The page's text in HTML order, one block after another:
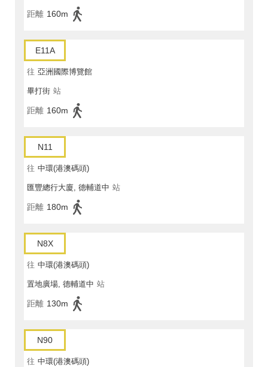
距離 160m
E11A
往 亞洲國際博覽館
畢打街 站
距離 160m
N11
往 中環(港澳碼頭)
匯豐總行大廈, 德輔道中 站
距離 180m
N8X
往 中環(港澳碼頭)
置地廣場, 德輔道中 站
距離 130m
N90
往 中環(港澳碼頭)